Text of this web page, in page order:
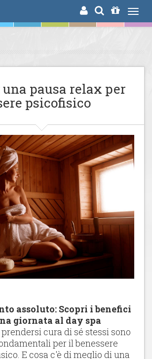
RICERCA
una pausa relax per
psicofisico
assoluto: Scopri i benefici
giornata al day spa
cura di sé stessi sono
per il benessere
E cosa c'è di meglio di una